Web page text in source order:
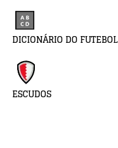
DICIONÁRIO DO
ESCUDOS